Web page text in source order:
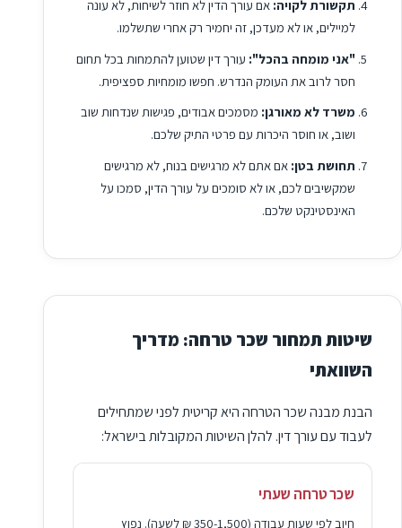
תקשורת לקויה: אם עורך הדין לא חוזר לשיחות, לא עונה
למיילים, או לא מעדכן, זה יחמיר רק אחרי שתשלמו.
"אני מומחה בהכל": עורך דין שטוען להתמחות בכל תחום
חסר לרוב את העומק הנדרש. חפשו מומחיות ספציפית.
משרד לא מאורגן: מסמכים אבודים, פגישות שנדחות שוב
ושוב, או חוסר היכרות עם פרטי התיק שלכם.
תחושת בטן: אם אתם לא מרגישים בנוח, לא מרגישים
שמקשיבים לכם, או לא סומכים על עורך הדין, סמכו על
האינסטינקט שלכם.
שיטות תמחור שכר טרחה: מדריך
השוואתי
הבנת מבנה שכר הטרחה היא קריטית לפני שמתחילים
לעבוד עם עורך דין. להלן השיטות המקובלות בישראל:
שכר טרחה שעתי
חיוב לפי שעות עבודה (350-1,500 ₪ לשעה). נפוץ